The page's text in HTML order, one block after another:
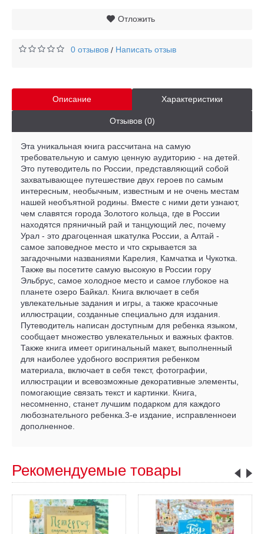
Отложить
0 отзывов / Написать отзыв
Описание Характеристики
Отзывов (0)
Эта уникальная книга рассчитана на самую
требовательную и самую ценную аудиторию - на детей.
Это путеводитель по России, представляющий собой
захватывающее путешествие двух героев по самым
интересным, необычным, известным и не очень местам
нашей необъятной родины. Вместе с ними дети узнают,
чем славятся города Золотого кольца, где в России
находятся пряничный рай и танцующий лес, почему
Урал - это драгоценная шкатулка России, а Алтай -
самое заповедное место и что скрывается за
загадочными названиями Карелия, Камчатка и Чукотка.
Также вы посетите самую высокую в России гору
Эльбрус, самое холодное место и самое глубокое на
планете озеро Байкал. Книга включает в себя
увлекательные задания и игры, а также красочные
иллюстрации, созданные специально для издания.
Путеводитель написан доступным для ребенка языком,
сообщает множество увлекательных и важных фактов.
Также книга имеет оригинальный макет, выполненный
для наиболее удобного восприятия ребенком
материала, включает в себя текст, фотографии,
иллюстрации и всевозможные декоративные элементы,
помогающие связать текст и картинки. Книга,
несомненно, станет лучшим подарком для каждого
любознательного ребенка.3-е издание, исправленноеи
дополненное.
Рекомендуемые товары